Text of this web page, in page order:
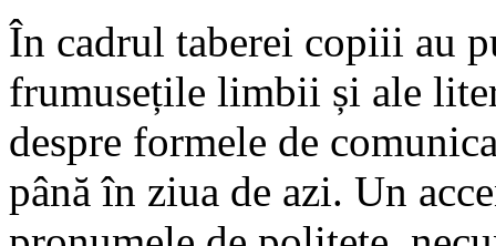
În cadrul taberei copiii au
frumusețile limbii și ale
despre formele de
până în ziua de azi. Un